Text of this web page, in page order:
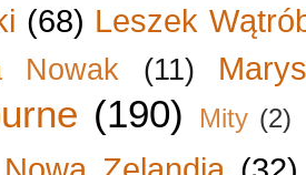
(68) Leszek
Nowak (11)
(190) Mity (2)